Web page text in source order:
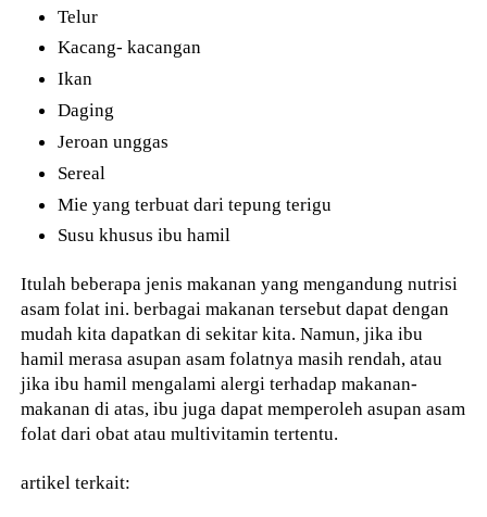
Telur
Kacang- kacangan
Ikan
Daging
Jeroan unggas
Sereal
Mie yang terbuat dari tepung terigu
Susu khusus ibu hamil
Itulah beberapa jenis makanan yang mengandung nutrisi
asam folat ini. berbagai makanan tersebut dapat dengan
mudah kita dapatkan di sekitar kita. Namun, jika ibu
hamil merasa asupan asam folatnya masih rendah, atau
jika ibu hamil mengalami alergi terhadap makanan-
makanan di atas, ibu juga dapat memperoleh asupan asam
folat dari obat atau multivitamin tertentu.
artikel terkait: